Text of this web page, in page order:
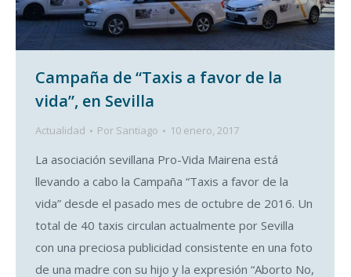
Campaña de “Taxis a favor de la
vida”, en Sevilla
Actualidad Por Santiago 10 enero, 2017
La asociación sevillana Pro-Vida Mairena está
llevando a cabo la Campaña “Taxis a favor de la
vida” desde el pasado mes de octubre de 2016. Un
total de 40 taxis circulan actualmente por Sevilla
con una preciosa publicidad consistente en una foto
de una madre con su hijo y la expresión “Aborto No,